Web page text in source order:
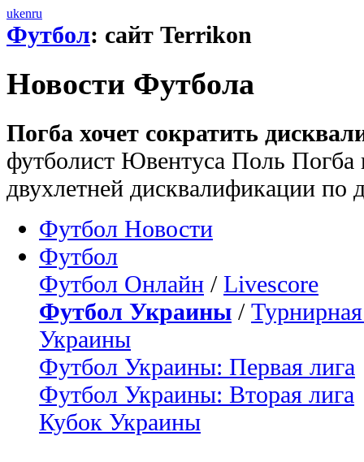
ukenru
Футбол: сайт Terrikon
Новости Футбола
Погба хочет сократить
футболист Ювентуса Поль Погба
двухлетней дисквалификации по
Футбол Новости
Футбол
Футбол Онлайн / Livescore
Футбол Украины /
Украины
Футбол Украины: Первая лига
Футбол Украины: Вторая лига
Кубок Украины